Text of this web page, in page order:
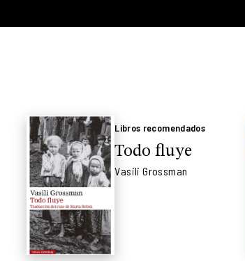
Libros recomendados
Todo fluye
Vasili Grossman